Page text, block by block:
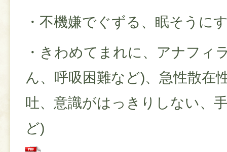
・不機嫌でぐずる、眠そうに
・きわめてまれに、アナフィ
ん、呼吸困難など)、急性散在
吐、意識がはっきりしない、
ど)